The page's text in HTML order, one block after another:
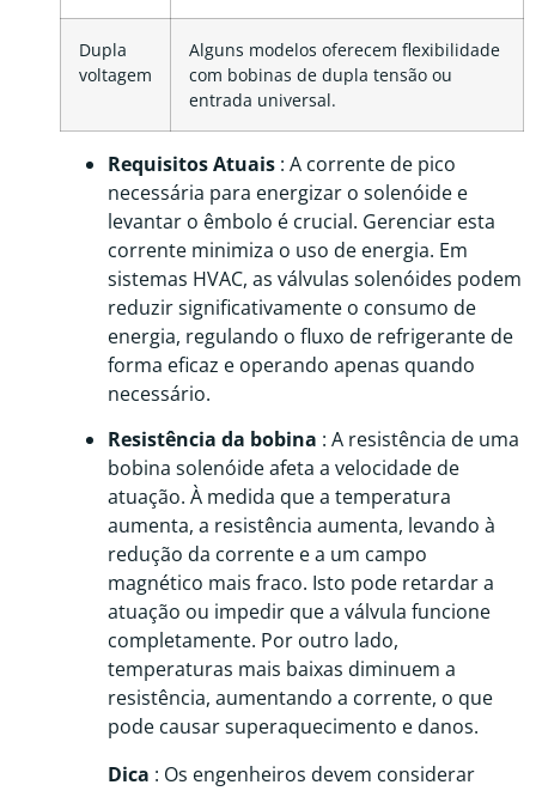
Dupla
voltagem
Alguns modelos oferecem flexibilidade
com bobinas de dupla tensão ou
entrada universal.
Requisitos Atuais : A corrente de pico
necessária para energizar o solenóide e
levantar o êmbolo é crucial. Gerenciar esta
corrente minimiza o uso de energia. Em
sistemas HVAC, as válvulas solenóides podem
reduzir significativamente o consumo de
energia, regulando o fluxo de refrigerante de
forma eficaz e operando apenas quando
necessário.
Resistência da bobina : A resistência de uma
bobina solenóide afeta a velocidade de
atuação. À medida que a temperatura
aumenta, a resistência aumenta, levando à
redução da corrente e a um campo
magnético mais fraco. Isto pode retardar a
atuação ou impedir que a válvula funcione
completamente. Por outro lado,
temperaturas mais baixas diminuem a
resistência, aumentando a corrente, o que
pode causar superaquecimento e danos.
Dica : Os engenheiros devem considerar